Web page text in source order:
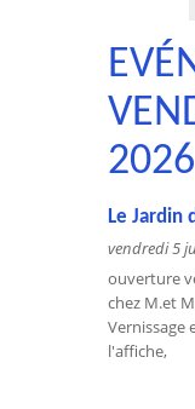
2026
Le Jardin
vendredi 5
ouverture
chez M.et
Vernissage
l'affiche,